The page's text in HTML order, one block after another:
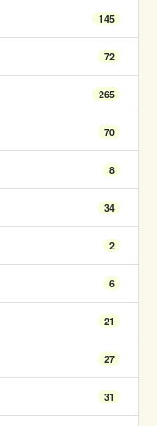
145
72
265
70
8
34
2
6
21
27
31